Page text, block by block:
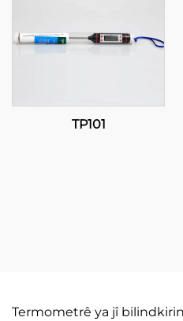
TP101
Termometrê ya jî